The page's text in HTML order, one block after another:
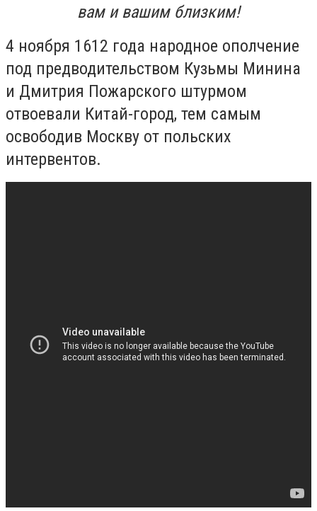
вам и вашим близким!
4 ноября 1612 года народное ополчение
под предводительством Кузьмы Минина
и Дмитрия Пожарского штурмом
отвоевали Китай-город, тем самым
освободив Москву от польских
интервентов.